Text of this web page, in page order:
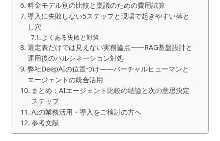
料金モデル別の比較と稟議のための費用試算
導入に失敗しない5ステップと現場で起きやすい落と
し穴
よくある失敗と対策
選定表だけでは見えない実務論点――RAG基盤設計と
運用後のハルシネーション対処
弊社DeepAIの位置づけ——バーチャルヒューマンと
エージェントの統合活用
まとめ：AIエージェント比較の結論と次の意思決定
ステップ
AIの業務活用・導入をご検討の方へ
参考文献